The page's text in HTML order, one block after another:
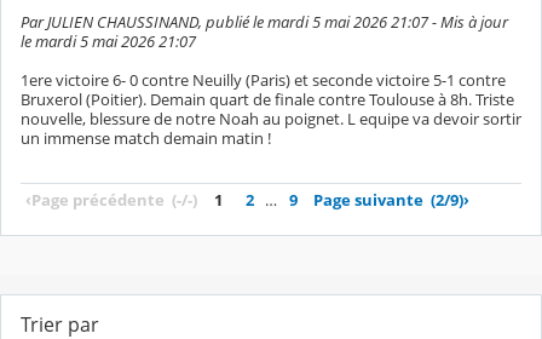
Par JULIEN CHAUSSINAND, publié le mardi 5 mai 2026 21:07 - Mis à jour
le mardi 5 mai 2026 21:07
1ere victoire 6- 0 contre Neuilly (Paris) et seconde victoire 5-1 contre
Bruxerol (Poitier). Demain quart de finale contre Toulouse à 8h. Triste
nouvelle, blessure de notre Noah au poignet. L equipe va devoir sortir
un immense match demain matin !
‹Page précédente (-/-) 1 2 … 9 Page suivante (2/9)›
Trier par